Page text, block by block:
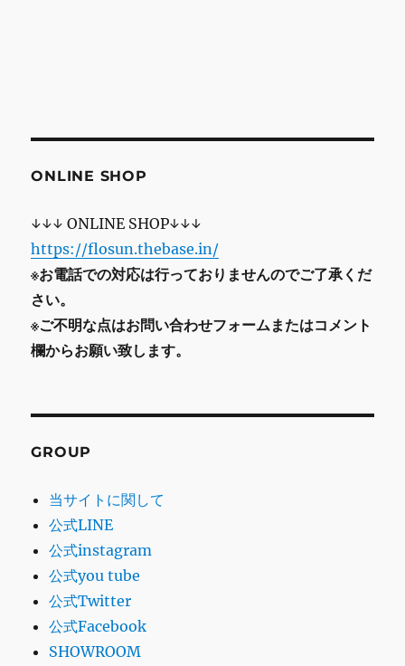
ONLINE SHOP
↓↓↓ ONLINE SHOP↓↓↓
https://flosun.thebase.in/
※お電話での対応は行っておりませんのでご了承くだ
さい。
※ご不明な点はお問い合わせフォームまたはコメント
欄からお願い致します。
GROUP
当サイトに関して
公式LINE
公式instagram
公式you tube
公式Twitter
公式Facebook
SHOWROOM